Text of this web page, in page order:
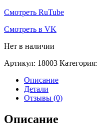
Смотреть RuTube
Смотреть в VK
Нет в наличии
Артикул: 18003 Категория:
Описание
Детали
Отзывы (0)
Описание